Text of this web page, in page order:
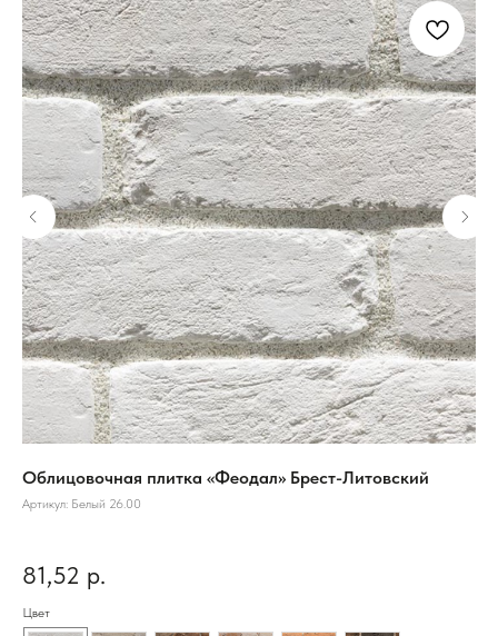
Облицовочная плитка «Феодал» Брест-Литовский
Артикул: Белый 26.00
81,52 р.
Цвет